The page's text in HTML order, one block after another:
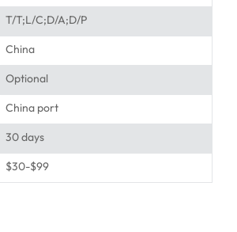
T/T;L/C;D/A;D/P
China
Optional
China port
30 days
$30-$99